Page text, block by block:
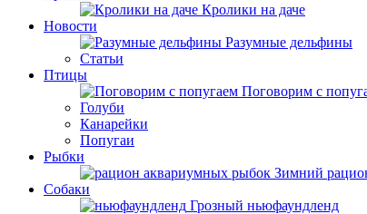
Кролики на даче
Новости
Разумные дельфины
Статьи
Птицы
Поговорим с
Голуби
Канарейки
Попугаи
Рыбки
Зимний
Собаки
Грозный ньюфаундленд